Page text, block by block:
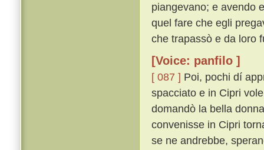
piangevano; e avendo
quel fare che egli
che trapassò e da loro
[Voice: panfilo ]
[ 087 ] Poi, pochi dí
spacciato e in Cipri
domandò la bella
convenisse in Cipri
se ne andrebbe,